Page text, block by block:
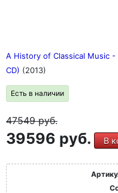
A History of Classical Music
CD) (2013)
Есть в наличии
47549руб.
39596 руб. В